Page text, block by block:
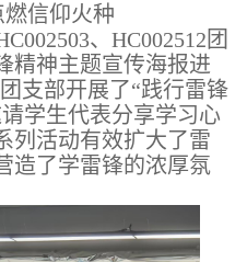
燃信仰火种
、HC002512团
精神主题宣传海报进
支部开展了“践行雷锋
学生代表分享学习心
列活动有效扩大了雷
造了学雷锋的浓厚氛